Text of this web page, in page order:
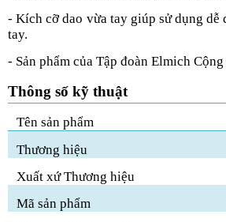
- Kích cỡ dao vừa tay giúp sử dụng dễ
tay.
- Sản phẩm của Tập đoàn Elmich Cộng
Thông số kỹ thuật
Tên sản phẩm
Thương hiệu
Xuất xứ Thương hiệu
Mã sản phẩm